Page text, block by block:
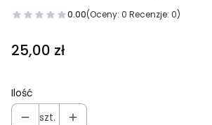
0.00(Oceny: 0 Recenzje: 0)
Cena
25,00 zł
Ilość
szt.